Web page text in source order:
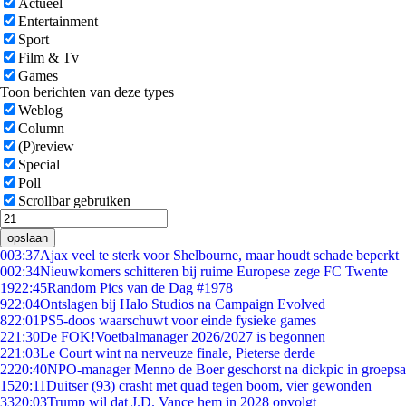
Actueel
Entertainment
Sport
Film & Tv
Games
Toon berichten van deze types
Weblog
Column
(P)review
Special
Poll
Scrollbar gebruiken
opslaan
003:37Ajax veel te sterk voor Shelbourne, maar houdt schade beperkt
002:34Nieuwkomers schitteren bij ruime Europese zege FC Twente
1922:45Random Pics van de Dag #1978
922:04Ontslagen bij Halo Studios na Campaign Evolved
822:01PS5-doos waarschuwt voor einde fysieke games
221:30De FOK!Voetbalmanager 2026/2027 is begonnen
221:03Le Court wint na nerveuze finale, Pieterse derde
2220:40NPO-manager Menno de Boer geschorst na dickpic in
1520:11Duitser (93) crasht met quad tegen boom, vier gewonden
3320:03Trump wil dat J.D. Vance hem in 2028 opvolgt